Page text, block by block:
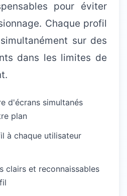
pour éviter
Chaque profil
sur des
dans les limites de
d'écrans simultanés
plan
à chaque utilisateur
clairs et reconnaissables